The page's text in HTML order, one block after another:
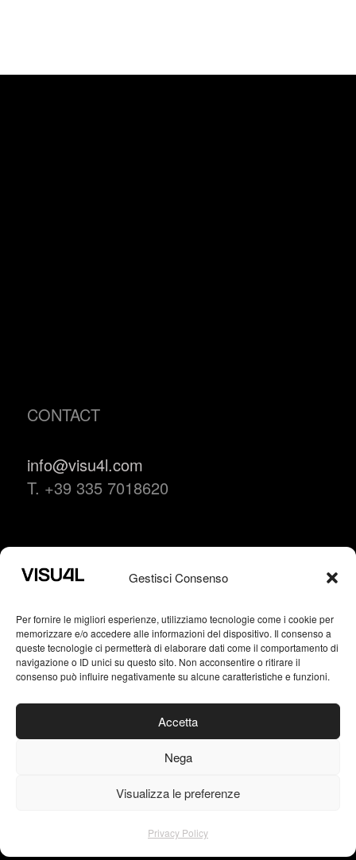
Gestisci Consenso
Per fornire le migliori esperienze, utilizziamo tecnologie come i cookie per
memorizzare e/o accedere alle informazioni del dispositivo. Il consenso a
queste tecnologie ci permetterà di elaborare dati come il comportamento di
navigazione o ID unici su questo sito. Non acconsentire o ritirare il
consenso può influire negativamente su alcune caratteristiche e funzioni.
Accetta
Nega
Visualizza le preferenze
Privacy Policy
CONTACT
info@visu4l.com
T. +39 335 7018620
Brand Identity
Logo Design
Editorial Design
Typography
AI Generative Art
VISU4L studio grafico
Via del Mercato Vecchio, 1
p.i. 01660360551